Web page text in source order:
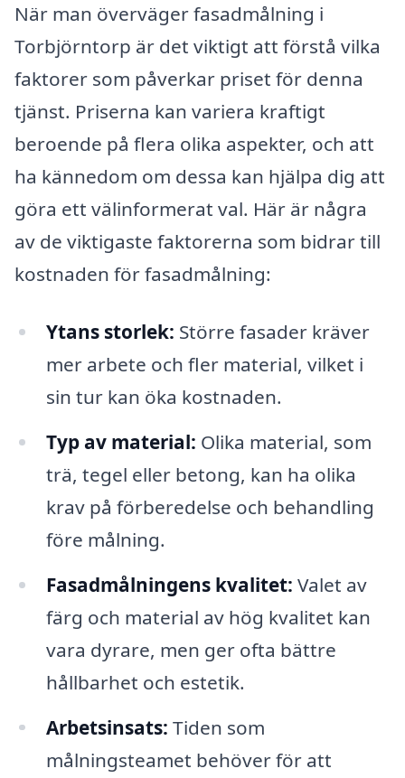
När man överväger fasadmålning i
Torbjörntorp är det viktigt att förstå vilka
faktorer som påverkar priset för denna
tjänst. Priserna kan variera kraftigt
beroende på flera olika aspekter, och att
ha kännedom om dessa kan hjälpa dig att
göra ett välinformerat val. Här är några
av de viktigaste faktorerna som bidrar till
kostnaden för fasadmålning:
Ytans storlek: Större fasader kräver
mer arbete och fler material, vilket i
sin tur kan öka kostnaden.
Typ av material: Olika material, som
trä, tegel eller betong, kan ha olika
krav på förberedelse och behandling
före målning.
Fasadmålningens kvalitet: Valet av
färg och material av hög kvalitet kan
vara dyrare, men ger ofta bättre
hållbarhet och estetik.
Arbetsinsats: Tiden som
målningsteamet behöver för att